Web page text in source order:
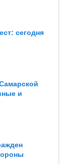
сегодня
и